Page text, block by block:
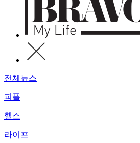
전체뉴스
피플
헬스
라이프